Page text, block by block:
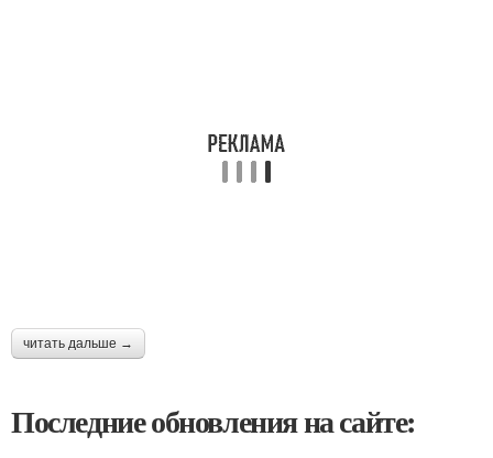
читать дальше →
Последние обновления на сайте: